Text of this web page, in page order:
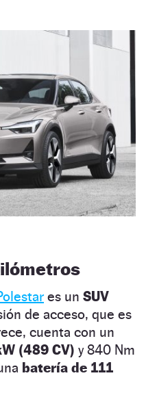
es un SUV
de acceso, que es
cuenta con un
(489 CV) y 840 Nm
batería de 111